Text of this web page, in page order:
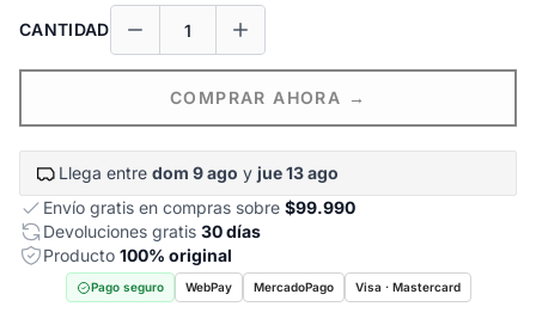
CANTIDAD
COMPRAR AHORA →
Llega entre dom 9 ago y jue 13 ago
Envío gratis en compras sobre $99.990
Devoluciones gratis 30 días
Producto 100% original
Pago seguro WebPay MercadoPago Visa · Mastercard